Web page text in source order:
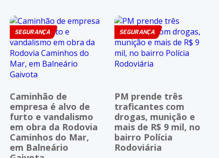
SEGURANÇA
Caminhão de
empresa é alvo de
furto e vandalismo
em obra da Rodovia
Caminhos do Mar,
em Balneário
SEGURANÇA
PM prende três
traficantes com
drogas, munição e
mais de R$ 9 mil, no
bairro Polícia
Rodoviária